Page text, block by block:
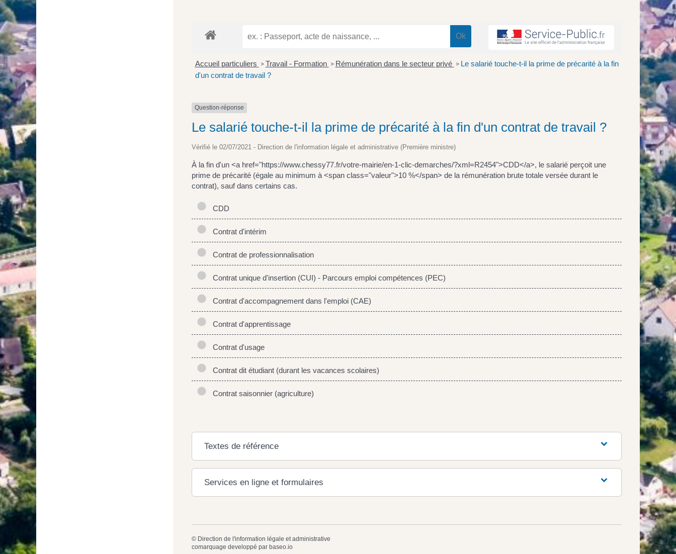
Accueil particuliers > Travail - Formation > Rémunération dans le secteur privé > Le salarié touche-t-il la prime de précarité à la fin
d'un contrat de travail ?
Question-réponse
Le salarié touche-t-il la prime de précarité à la fin d'un contrat de travail ?
Vérifié le 02/07/2021 - Direction de l'information légale et administrative (Première ministre)
À la fin d'un <a href="https://www.chessy77.fr/votre-mairie/en-1-clic-demarches/?xml=R2454">CDD</a>, le salarié perçoit une
prime de précarité (égale au minimum à <span class="valeur">10 %</span> de la rémunération brute totale versée durant le
contrat), sauf dans certains cas.
CDD
Contrat d'intérim
Contrat de professionnalisation
Contrat unique d'insertion (CUI) - Parcours emploi compétences (PEC)
Contrat d'accompagnement dans l'emploi (CAE)
Contrat d'apprentissage
Contrat d'usage
Contrat dit étudiant (durant les vacances scolaires)
Contrat saisonnier (agriculture)
Textes de référence
Services en ligne et formulaires
© Direction de l'information légale et administrative
comarquage developpé par baseo.io